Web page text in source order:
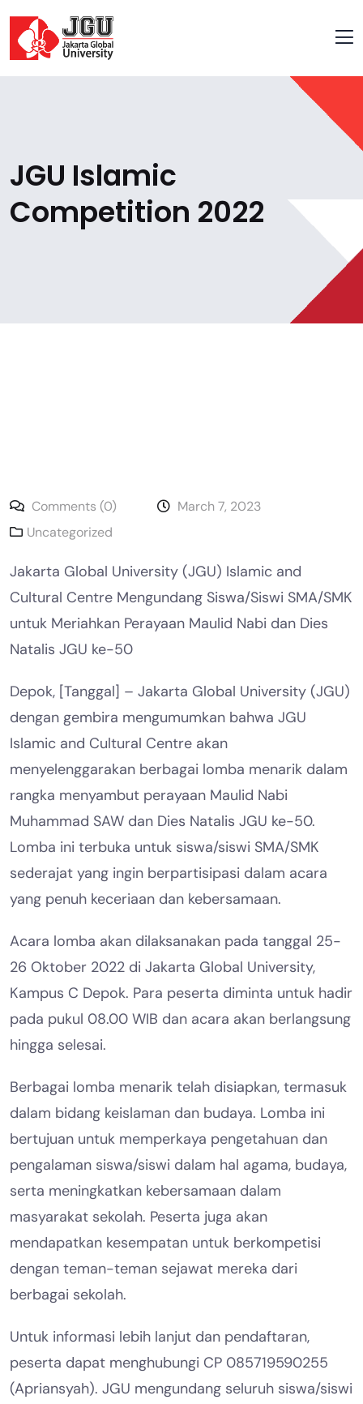
JGU Islamic
Competition 2022
Comments (0)
March 7, 2023
Uncategorized
Jakarta Global University (JGU) Islamic and
Cultural Centre Mengundang Siswa/Siswi SMA/SMK
untuk Meriahkan Perayaan Maulid Nabi dan Dies
Natalis JGU ke-50
Depok, [Tanggal] – Jakarta Global University (JGU)
dengan gembira mengumumkan bahwa JGU
Islamic and Cultural Centre akan
menyelenggarakan berbagai lomba menarik dalam
rangka menyambut perayaan Maulid Nabi
Muhammad SAW dan Dies Natalis JGU ke-50.
Lomba ini terbuka untuk siswa/siswi SMA/SMK
sederajat yang ingin berpartisipasi dalam acara
yang penuh keceriaan dan kebersamaan.
Acara lomba akan dilaksanakan pada tanggal 25-
26 Oktober 2022 di Jakarta Global University,
Kampus C Depok. Para peserta diminta untuk hadir
pada pukul 08.00 WIB dan acara akan berlangsung
hingga selesai.
Berbagai lomba menarik telah disiapkan, termasuk
dalam bidang keislaman dan budaya. Lomba ini
bertujuan untuk memperkaya pengetahuan dan
pengalaman siswa/siswi dalam hal agama, budaya,
serta meningkatkan kebersamaan dalam
masyarakat sekolah. Peserta juga akan
mendapatkan kesempatan untuk berkompetisi
dengan teman-teman sejawat mereka dari
berbagai sekolah.
Untuk informasi lebih lanjut dan pendaftaran,
peserta dapat menghubungi CP 085719590255
(Apriansyah). JGU mengundang seluruh siswa/siswi